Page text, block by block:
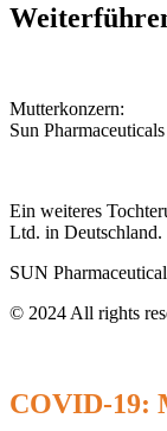
Mutterkonzern:
Sun
Ein weiteres
Ltd. in Deutschland.
SUN
© 2024 All rights
COVID-19: